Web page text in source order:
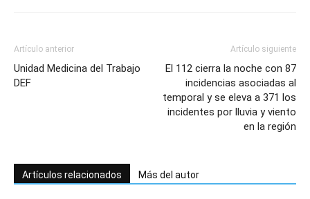
Artículo anterior
Unidad Medicina del Trabajo
DEF
Artículo siguiente
El 112 cierra la noche con 87
incidencias asociadas al
temporal y se eleva a 371 los
incidentes por lluvia y viento
en la región
Artículos relacionados Más del autor